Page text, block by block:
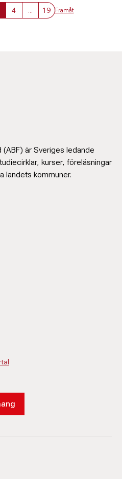
4 19 Framåt
är Sveriges ledande
kurser, föreläsningar
landets kommuner.